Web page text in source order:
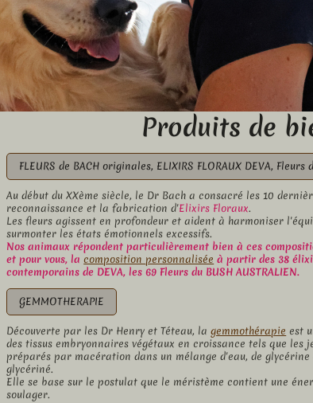
Produits de
FLEURS de BACH originales, ELIXIRS FLORAUX DEVA, Fleurs
Au début du XXème siècle, le Dr Bach a consacré les 10
reconnaissance et la fabrication d'Elixirs Floraux.
Les fleurs agissent en profondeur et aident à harmoniser
surmonter les états émotionnels excessifs.
Nos animaux répondent particulièrement bien à ces
et pour vous, lacomposition personnalisée à partir des 38
contemporains de DEVA, les 69 Fleurs du BUSH AUSTRALIEN.
GEMMOTHERAPIE
Découverte par les Dr Henry et Téteau, lagemmothérapie est
des tissus embryonnaires végétaux en croissance tels que les
préparés par macération dans un mélange d'eau, de
glycériné.
Elle se base sur le postulat que le méristème contient une
soulager.